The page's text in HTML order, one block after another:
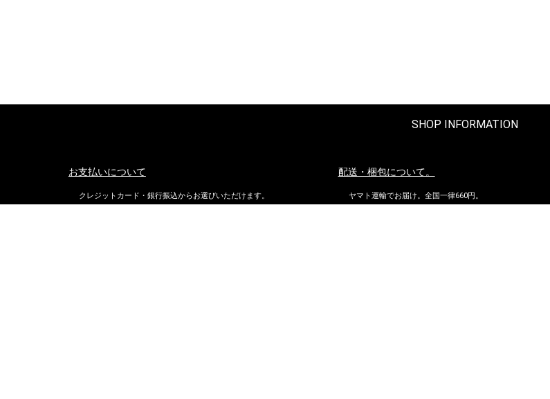
SHOP INFORMATION
お支払いについて
クレジットカード・銀行振込からお選びいただけます。
配送・梱包について。
ヤマト運輸でお届け。全国一律660円。